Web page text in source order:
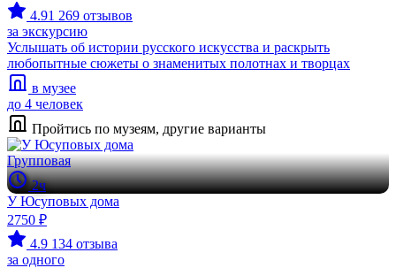
4.91 269 отзывов
за экскурсию
Услышать об истории русского искусства и раскрыть
любопытные сюжеты о знаменитых полотнах и творцах
в музее
до 4 человек
Пройтись по музеям, другие варианты
Групповая
2ч
У Юсуповых дома
2750 ₽
4.9 134 отзыва
за одного